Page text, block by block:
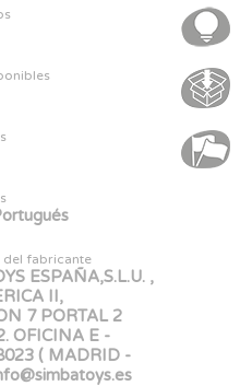
del fabricante
ESPAÑA,S.L.U. ,
II,
7 PORTAL 2
OFICINA E -
( MADRID -